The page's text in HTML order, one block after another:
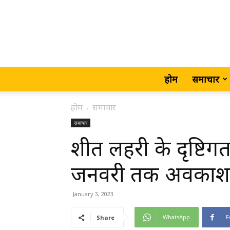
होम समाचार
होम समाचार
समाचार
शीत लहरी के
जनवरी तक अवकाश
January 3, 2023
Share WhatsApp